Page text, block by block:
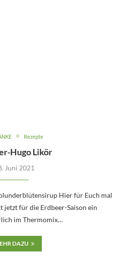
Rezepte
Hugo Likör
Juni 2021
Hier für Euch mal
jetzt für die Erdbeer-Saison ein
im Thermomix…
DAZU